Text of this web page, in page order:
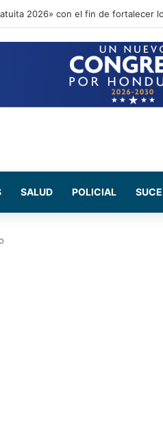
2026» con el fin de fortalecer
SALUD POLICIAL